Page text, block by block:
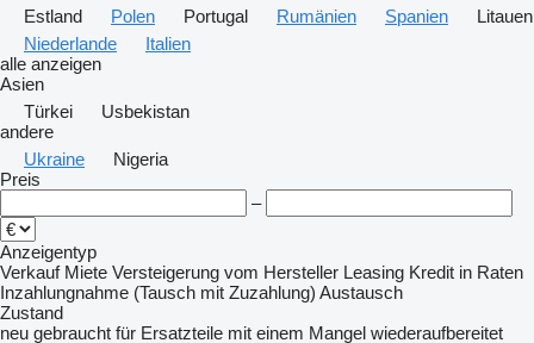
Estland
Polen Portugal Rumänien Spanien
Litauen
Niederlande
Italien
alle anzeigen
Asien
Türkei
Usbekistan
andere
Ukraine
Nigeria
Preis
–
Anzeigentyp
Verkauf Miete Versteigerung vom Hersteller Leasing Kredit in Raten
Inzahlungnahme (Tausch mit Zuzahlung) Austausch
Zustand
neu gebraucht für Ersatzteile mit einem Mangel wiederaufbereitet